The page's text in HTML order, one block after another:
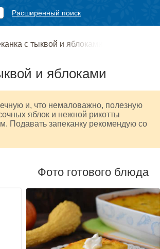
Расширенный поиск
с тыквой и яблоками
и яблоками
и, что немаловажно, полезную
яблок и нежной рикотты
Подавать запеканку рекомендую со
Фото готового блюда